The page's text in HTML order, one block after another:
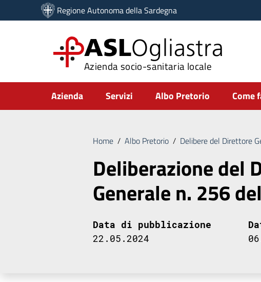
Vai ai contenuti
Vai al menu di navigazione
Regione Autonoma della Sardegna
ASLOgliastra
Azienda socio-sanitaria locale
Submenu
Azienda Servizi Albo Pretorio Come
Home / Albo Pretorio / Delibere del Direttore
Deliberazione del
Generale n. 256
Data di pubblicazione
22.05.2024